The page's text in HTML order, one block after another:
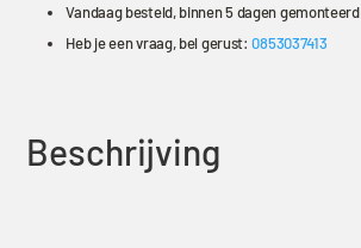
Vandaag besteld, binnen 5 dagen gemonteerd
Heb je een vraag, bel gerust:0853037413
Beschrijving